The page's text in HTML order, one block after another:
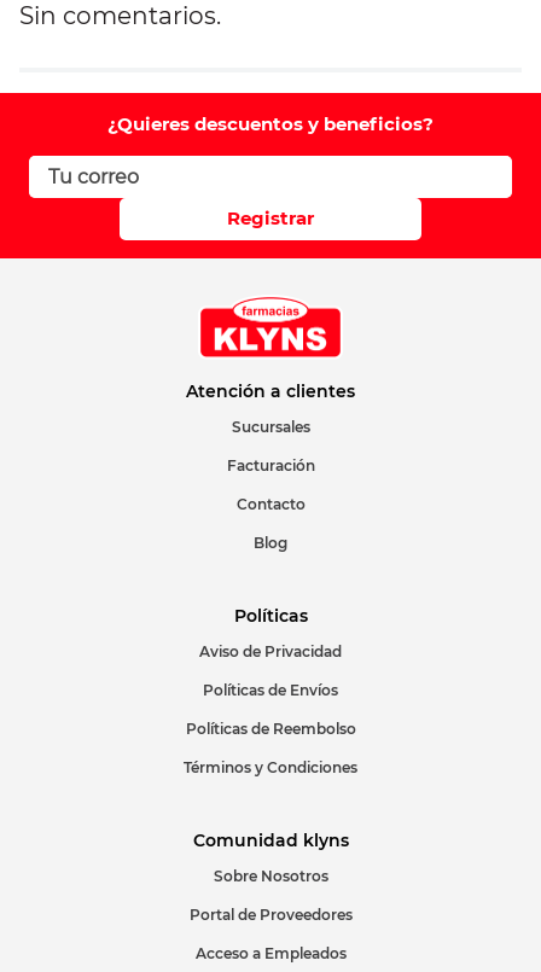
Comentario
Califique el producto de 1 a 5 estrellas
Correo electrónico
ENVIAR COMENTARIO
Sin comentarios.
¿Quieres descuentos y beneficios?
Registrar
Atención a clientes
Sucursales
Facturación
Contacto
Blog
Políticas
Aviso de Privacidad
Políticas de Envíos
Políticas de Reembolso
Términos y Condiciones
Comunidad klyns
Sobre Nosotros
Portal de Proveedores
Acceso a Empleados